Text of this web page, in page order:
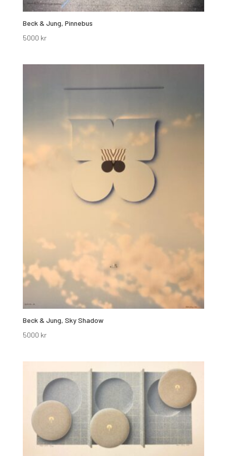
Beck & Jung, Pinnebus
5000 kr
Beck & Jung, Sky Shadow
5000 kr